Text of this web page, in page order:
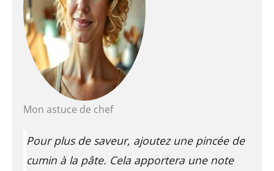
Mon astuce de chef
Pour plus de saveur, ajoutez une pincée de
cumin à la pâte. Cela apportera une note